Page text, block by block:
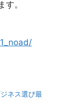
。
ネス選び最